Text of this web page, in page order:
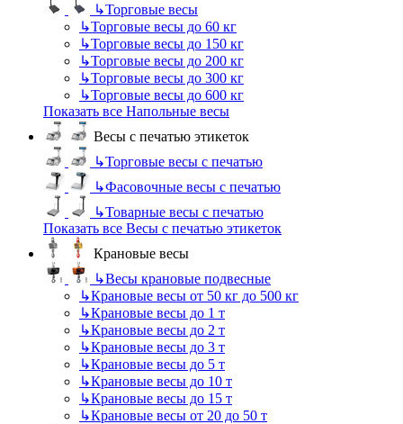
↳Торговые весы
↳Торговые весы до 60 кг
↳Торговые весы до 150 кг
↳Торговые весы до 200 кг
↳Торговые весы до 300 кг
↳Торговые весы до 600 кг
Показать все Напольные весы
Весы с печатью этикеток
↳Торговые весы с печатью
↳Фасовочные весы с печатью
↳Товарные весы с печатью
Показать все Весы с печатью этикеток
Крановые весы
↳Весы крановые подвесные
↳Крановые весы от 50 кг до 500 кг
↳Крановые весы до 1 т
↳Крановые весы до 2 т
↳Крановые весы до 3 т
↳Крановые весы до 5 т
↳Крановые весы до 10 т
↳Крановые весы до 15 т
↳Крановые весы от 20 до 50 т